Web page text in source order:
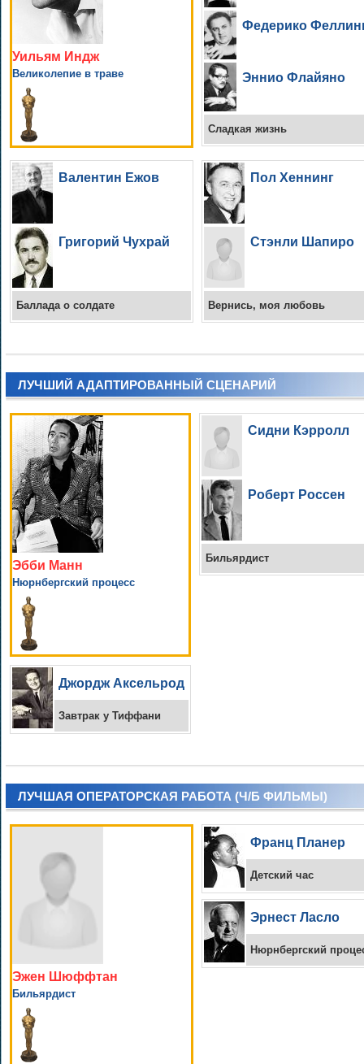
Уильям Индж
Великолепие в траве
Федерико
Эннио Флайяно
Сладкая жизнь
Валентин Ежов
Григорий Чухрай
Баллада о солдате
Пол Хеннинг
Стэнли Шапиро
Вернись, моя любовь
ЛУЧШИЙ АДАПТИРОВАННЫЙ СЦЕНАРИЙ
Эбби Манн
Нюрнбергский процесс
Сидни Кэрролл
Роберт Россен
Бильярдист
Джордж Аксельрод
Завтрак у Тиффани
ЛУЧШАЯ ОПЕРАТОРСКАЯ РАБОТА (Ч/Б ФИЛЬМЫ)
Эжен Шюффтан
Бильярдист
Франц Планер
Детский час
Эрнест Ласло
Нюрнбергский